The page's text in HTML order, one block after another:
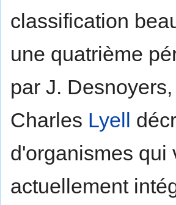
classification
une quatrième
par J.
Charles Lyell
d'organismes qui
actuellement